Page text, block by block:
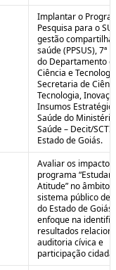
Implantar o
Pesquisa para o
gestão
saúde (PPSUS), 7ª
do Departamento
Ciência e
Secretaria de
Tecnologia,
Insumos
Saúde do
Saúde – Decit/
Estado de Goiás.
Avaliar os impactos
programa
Atitude” no âmbito
sistema público de
do Estado de
enfoque na
resultados
auditoria cívica e
participação cidadã